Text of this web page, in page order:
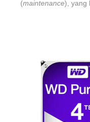
(maintenance), yang